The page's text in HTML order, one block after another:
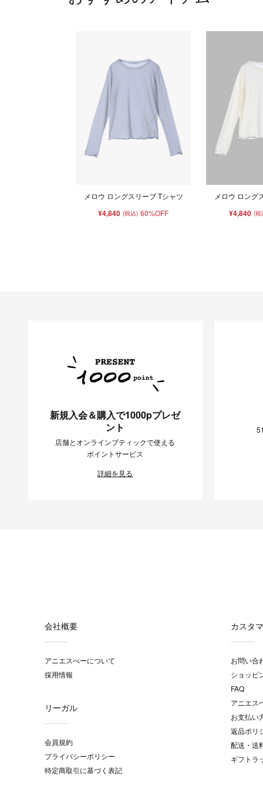
メロウ ロングスリーブ Tシャツ
¥4,840 (税込) 60%OFF
メロウ ロング
¥4,840 (税
新規入会＆購入で1000pプレゼ
ント
店舗とオンラインブティックで使える
ポイントサービス
詳細を見る
会社概要
アニエスべーについて
採用情報
リーガル
会員規約
プライバシーポリシー
特定商取引に基づく表記
カスタ
お問い合
ショッピ
FAQ
アニエス
お支払い
返品ポリ
配送・送
ギフトラ